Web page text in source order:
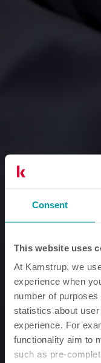
Consent
This website uses
At Kamstrup, we
experience when
number of
statistics about
experience. For
functionality aim to
such as pre-